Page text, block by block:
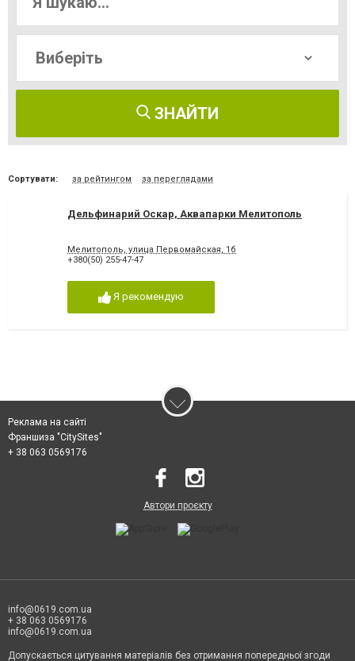
ЗНАЙТИ
Сортувати: за рейтингом за переглядами
Дельфинарий Оскар, Аквапарки Мелитополь
Мелитополь, улица Первомайская, 1б
+380(50) 255-47-47
Я рекомендую
Реклама на сайті
Франшиза "CitySites"
+ 38 063 0569176
Автори проєкту
info@0619.com.ua
+ 38 063 0569176
info@0619.com.ua
Допускається цитування матеріалів без отримання попередньої згоди